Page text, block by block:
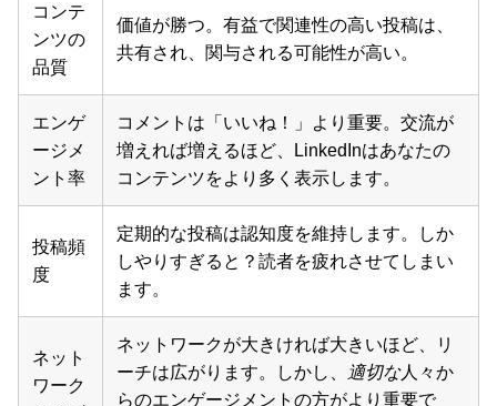
コンテ
ンツの
品質
価値が勝つ。有益で関連性の高い投稿は、
共有され、関与される可能性が高い。
エンゲ
ージメ
ント率
コメントは「いいね！」より重要。交流が
増えれば増えるほど、LinkedInはあなたの
コンテンツをより多く表示します。
投稿頻
度
定期的な投稿は認知度を維持します。しか
しやりすぎると？読者を疲れさせてしまい
ます。
ネット
ワーク
ネットワークが大きければ大きいほど、リ
ーチは広がります。しかし、
適切な人々か
らのエンゲージメントの方がより重要で